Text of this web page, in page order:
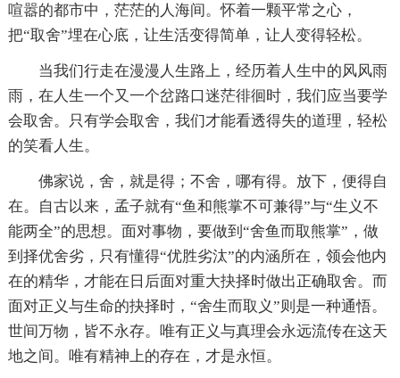
喧嚣的都市中，茫茫的人海间。怀着一颗平常之心，
把“取舍”埋在心底，让生活变得简单，让人变得轻松。
当我们行走在漫漫人生路上，经历着人生中的风风雨
雨，在人生一个又一个岔路口迷茫徘徊时，我们应当要学
会取舍。只有学会取舍，我们才能看透得失的道理，轻松
的笑看人生。
佛家说，舍，就是得；不舍，哪有得。放下，便得自
在。自古以来，孟子就有“鱼和熊掌不可兼得”与“生义不
能两全”的思想。面对事物，要做到“舍鱼而取熊掌”，做
到择优舍劣，只有懂得“优胜劣汰”的内涵所在，领会他内
在的精华，才能在日后面对重大抉择时做出正确取舍。而
面对正义与生命的抉择时，“舍生而取义”则是一种通悟。
世间万物，皆不永存。唯有正义与真理会永远流传在这天
地之间。唯有精神上的存在，才是永恒。